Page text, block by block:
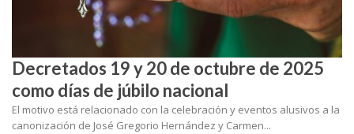
Decretados 19 y 20 de octubre de 2025
como días de júbilo nacional
El motivo está relacionado con la celebración y eventos alusivos a la
canonización de José Gregorio Hernández y Carmen...